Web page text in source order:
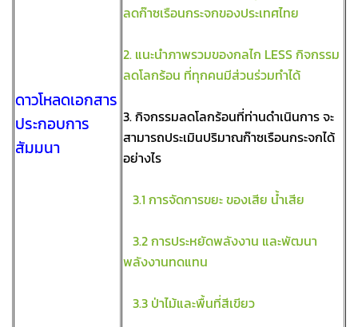
ดาวโหลดเอกสาร
ประกอบการ
สัมมนา
ลดก๊าซเรือนกระจกของประเทศไทย
2. แนะนำภาพรวมของกลไก LESS กิจกรรม
ลดโลกร้อน ที่ทุกคนมีส่วนร่วมทำได้
3. กิจกรรมลดโลกร้อนที่ท่านดำเนินการ จะ
สามารถประเมินปริมาณก๊าซเรือนกระจกได้
อย่างไร
3.1 การจัดการขยะ ของเสีย น้ำเสีย
3.2 การประหยัดพลังงาน และพัฒนา
พลังงานทดแทน
3.3 ป่าไม้และพื้นที่สีเขียว